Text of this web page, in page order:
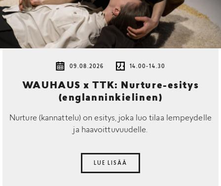
09.08.2026 14.00-14.30
WAUHAUS x TTK: Nurture-esitys
(englanninkielinen)
Nurture (kannattelu) on esitys, joka luo tilaa lempeydelle
ja haavoittuvuudelle.
LUE LISÄÄ